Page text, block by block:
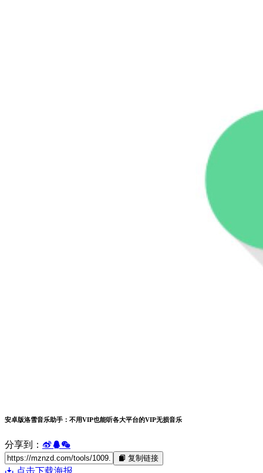
安卓版洛雪音乐助手：不用VIP也能听各大平台的VIP无损音乐
分享到：
复制链接
点击下载海报